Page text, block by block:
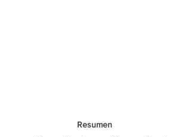
Resumen